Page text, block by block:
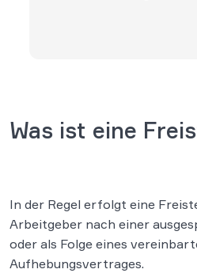
Was ist eine
In der Regel erfolgt eine
Arbeitgeber nach einer
oder als Folge eines
Aufhebungsvertrages.